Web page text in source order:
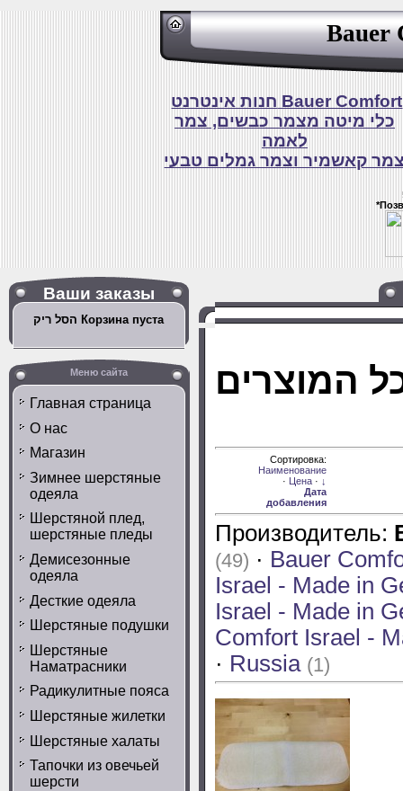
Bauer
חנות אינטרנט Bauer Comfort
כלי מיטה מצמר כבשים, צמר
לאמה
קאשמיר וצמר גמלים טבעי
Ваши заказы
הסל ריק Корзина пуста
Меню сайта
Главная страница
О нас
Магазин
Зимнее шерстяные
одеяла
Шерстяной плед,
шерстяные пледы
Демисезонные
одеяла
Десткие одеяла
Шерстяные подушки
Шерстяные
Наматрасники
Радикулитные пояса
Шерстяные жилетки
Шерстяные халаты
Тапочки из овечьей
шерсти
Сортировка:
Наименование
·
Цена · ↓
Дата
добавления
Производитель:
(49) · Bauer
Israel - Made in
Israel - Made in
Comfort Israel -
· Russia (1)